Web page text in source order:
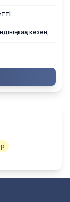
брендінің жаңа кезеңі